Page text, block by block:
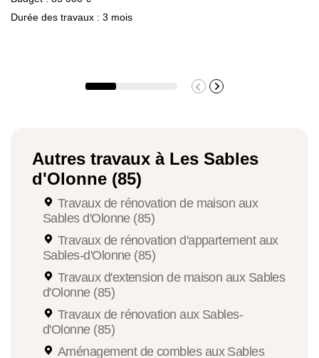
Durée des travaux : 3 mois
Autres travaux à Les Sables
d'Olonne (85)
Travaux de rénovation de maison aux
Sables d'Olonne (85)
Travaux de rénovation d'appartement aux
Sables-d'Olonne (85)
Travaux d'extension de maison aux Sables
d'Olonne (85)
Travaux de rénovation aux Sables-
d'Olonne (85)
Aménagement de combles aux Sables